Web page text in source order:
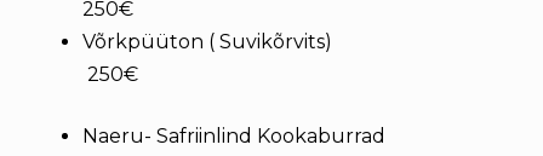
250€
Võrkpüüton ( Suvikõrvits)
250€
Naeru- Safriinlind Kookaburrad